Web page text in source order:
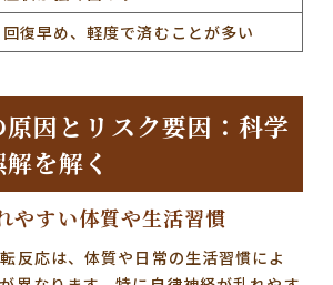
回復早め、軽度で済むことが多い
因とリスク要因：科学
を解く
やすい体質や生活習慣
反応は、体質や日常の生活習慣によ